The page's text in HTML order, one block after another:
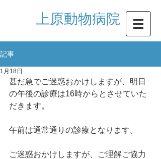
​上原動物病院
記事
1月18日
甚だ急でご迷惑おかけしますが、明日
の午後の診療は16時からとさせていた
だきます。
午前は通常通りの診療となります。
ご迷惑おかけしますが、ご理解ご協力